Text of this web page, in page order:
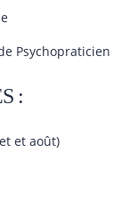
Psychopraticien
:
et août)